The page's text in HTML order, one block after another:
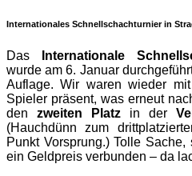
Internationales Schnellschachturnier in
Das Internationale
wurde am 6. Januar
Auflage. Wir waren wieder
Spieler präsent, was erneut
den zweiten Platz in der
(Hauchdünn zum
Punkt Vorsprung.) Tolle
ein Geldpreis verbunden – da